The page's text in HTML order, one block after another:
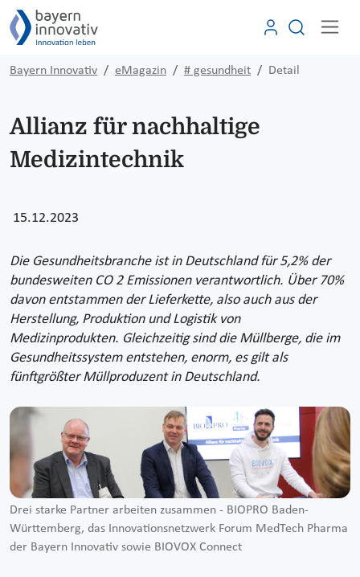
Bayern Innovativ eMagazin # gesundheit Detail
Allianz für nachhaltige
Medizintechnik
15.12.2023
Die Gesundheitsbranche ist in Deutschland für 5,2% der
bundesweiten CO 2 Emissionen verantwortlich. Über 70%
davon entstammen der Lieferkette, also auch aus der
Herstellung, Produktion und Logistik von
Medizinprodukten. Gleichzeitig sind die Müllberge, die im
Gesundheitssystem entstehen, enorm, es gilt als
fünftgrößter Müllproduzent in Deutschland.
Drei starke Partner arbeiten zusammen - BIOPRO Baden-
Württemberg, das Innovationsnetzwerk Forum MedTech Pharma
der Bayern Innovativ sowie BIOVOX Connect